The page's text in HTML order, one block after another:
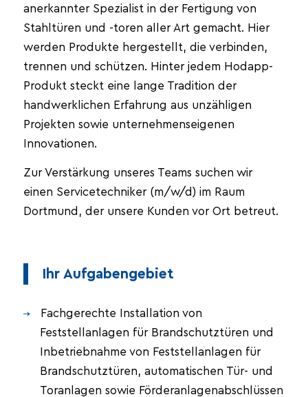
anerkannter Spezialist in der Fertigung von
Stahltüren und -toren aller Art gemacht. Hier
werden Produkte hergestellt, die verbinden,
trennen und schützen. Hinter jedem Hodapp-
Produkt steckt eine lange Tradition der
handwerklichen Erfahrung aus unzähligen
Projekten sowie unternehmenseigenen
Innovationen.
Zur Verstärkung unseres Teams suchen wir
einen Servicetechniker (m/w/d) im Raum
Dortmund, der unsere Kunden vor Ort betreut.
Ihr Aufgabengebiet
Fachgerechte Installation von
Feststellanlagen für Brandschutztüren und
Inbetriebnahme von Feststellanlagen für
Brandschutztüren, automatischen Tür- und
Toranlagen sowie Förderanlagenabschlüssen